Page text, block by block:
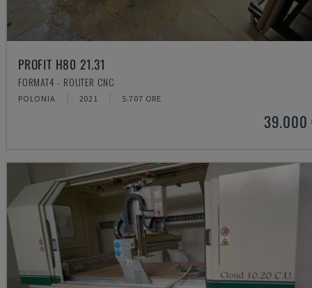
PROFIT H80 21.31
FORMAT4 - ROUTER CNC
POLONIA 2021 5.707 ORE
39.000